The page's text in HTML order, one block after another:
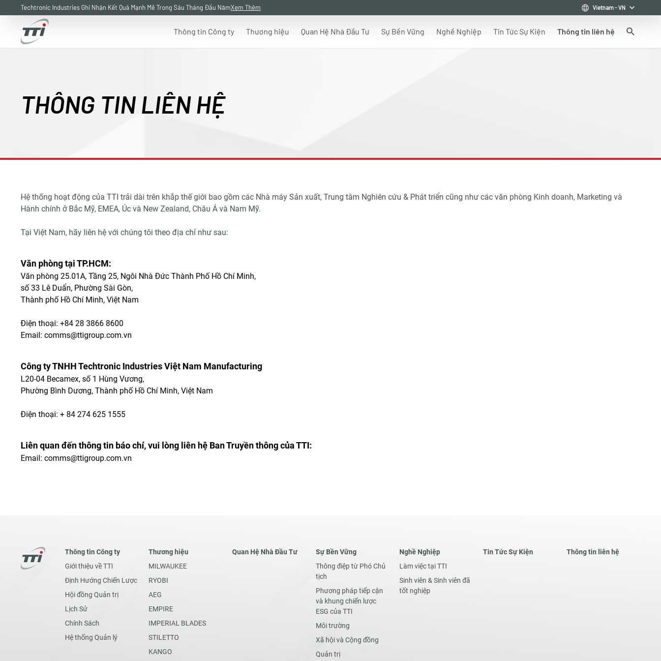
Techtronic Industries Ghi Nhận Kết Quả Mạnh Mẽ Trong Sáu Tháng Đầu NămXem Thêm Vietnam-VN
Thông tin Công ty Thương hiệu Quan Hệ Nhà Đầu Tư Sự Bền Vững Nghề Nghiệp Tin Tức Sự Kiện Thông tin liên hệ
THÔNG TIN LIÊN HỆ
Hệ thống hoạt động của TTI trải dài trên khắp thế giới bao gồm các Nhà máy Sản xuất, Trung tâm Nghiên cứu & Phát triển cũng như các văn phòng Kinh doanh, Marketing và
Hành chính ở Bắc Mỹ, EMEA, Úc và New Zealand, Châu Á và Nam Mỹ.
Tại Việt Nam, hãy liên hệ với chúng tôi theo địa chỉ như sau:
Văn phòng tại TP.HCM:
Văn phòng 25.01A, Tầng 25, Ngôi Nhà Đức Thành Phố Hồ Chí Minh,
số 33 Lê Duẩn, Phường Sài Gòn,
Thành phố Hồ Chí Minh, Việt Nam
Điện thoại: +84 28 3866 8600
Email: comms@ttigroup.com.vn
Công ty TNHH Techtronic Industries Việt Nam Manufacturing
L20-04 Becamex, số 1 Hùng Vương,
Phường Bình Dương, Thành phố Hồ Chí Minh, Việt Nam
Điện thoại: + 84 274 625 1555
Liên quan đến thông tin báo chí, vui lòng liên hệ Ban Truyền thông của TTI:
Email: comms@ttigroup.com.vn
Thông tin Công ty
Giới thiệu về TTI
Định Hướng Chiến Lược
Hội đồng Quản trị
Lịch Sử
Chính Sách
Hệ thống Quản lý
Thương hiệu
MILWAUKEE
RYOBI
AEG
EMPIRE
IMPERIAL BLADES
STILETTO
KANGO
Quan Hệ Nhà Đầu Tư
Sự Bền Vững
Thông điệp từ Phó Chủ
tịch
Phương pháp tiếp cận
và khung chiến lược
ESG của TTI
Môi trường
Xã hội và Cộng đồng
Quản trị
Nghề Nghiệp
Làm việc tại TTI
Sinh viên & Sinh viên đã
tốt nghiệp
Tin Tức Sự Kiện Thông tin liên hệ